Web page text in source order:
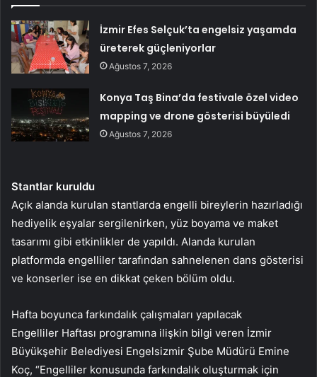
İzmir Efes Selçuk’ta engelsiz yaşamda
üreterek güçleniyorlar
Ağustos 7, 2026
Konya Taş Bina’da festivale özel video
mapping ve drone gösterisi büyüledi
Ağustos 7, 2026
Stantlar kuruldu
Açık alanda kurulan stantlarda engelli bireylerin hazırladığı
hediyelik eşyalar sergilenirken, yüz boyama ve maket
tasarımı gibi etkinlikler de yapıldı. Alanda kurulan
platformda engelliler tarafından sahnelenen dans gösterisi
ve konserler ise en dikkat çeken bölüm oldu.
Hafta boyunca farkındalık çalışmaları yapılacak
Engelliler Haftası programına ilişkin bilgi veren İzmir
Büyükşehir Belediyesi Engelsizmir Şube Müdürü Emine
Koç, “Engelliler konusunda farkındalık oluşturmak için